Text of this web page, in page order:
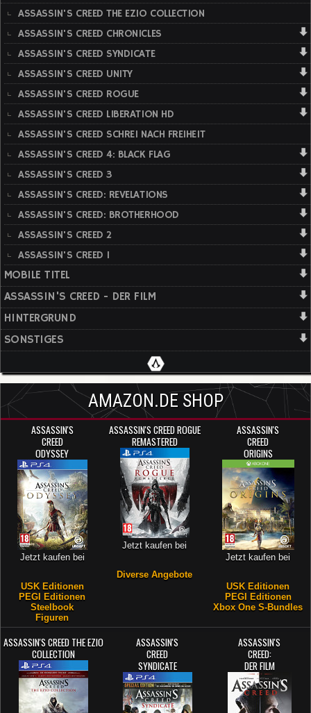
ASSASSIN'S CREED THE EZIO COLLECTION
ASSASSIN'S CREED CHRONICLES
ASSASSIN'S CREED SYNDICATE
ASSASSIN'S CREED UNITY
ASSASSIN'S CREED ROGUE
ASSASSIN'S CREED LIBERATION HD
ASSASSIN'S CREED SCHREI NACH FREIHEIT
ASSASSIN'S CREED 4: BLACK FLAG
ASSASSIN'S CREED 3
ASSASSIN'S CREED: REVELATIONS
ASSASSIN'S CREED: BROTHERHOOD
ASSASSIN'S CREED 2
ASSASSIN'S CREED 1
MOBILE TITEL
ASSASSIN'S CREED - DER FILM
HINTERGRUND
SONSTIGES
AMAZON.DE SHOP
ASSASSIN'S
CREED
ODYSSEY
Jetzt kaufen bei
USK Editionen
PEGI Editionen
Steelbook
Figuren
ASSASSIN'S CREED ROGUE
REMASTERED
Jetzt kaufen bei
Diverse Angebote
ASSASSIN'S
CREED
ORIGINS
Jetzt kaufen bei
USK Editionen
PEGI Editionen
Xbox One S-Bundles
ASSASSIN'S CREED THE EZIO
COLLECTION
ASSASSIN'S
CREED
SYNDICATE
ASSASSIN'S
CREED:
DER FILM